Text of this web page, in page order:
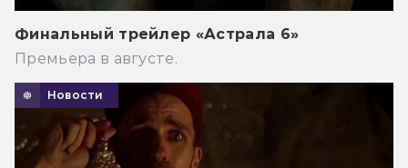
Финальный трейлер «Астрала 6»
Премьера в августе.
Новости